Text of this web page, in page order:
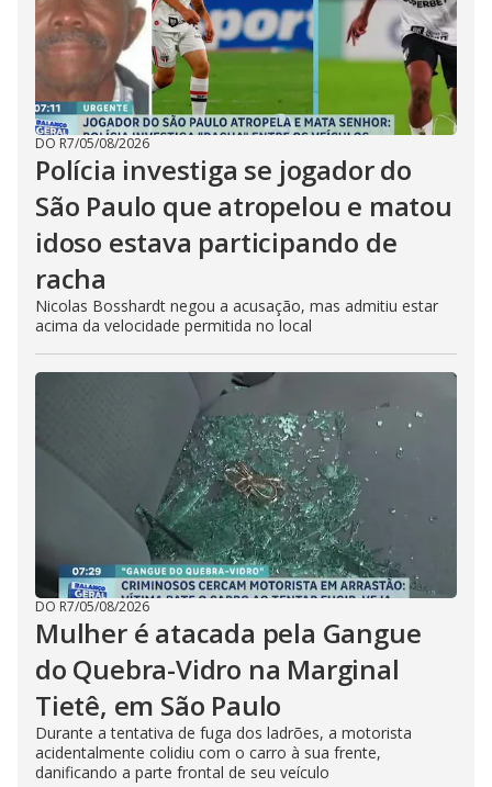
DO R7/05/08/2026
Polícia investiga se jogador do
São Paulo que atropelou e matou
idoso estava participando de
racha
Nicolas Bosshardt negou a acusação, mas admitiu estar
acima da velocidade permitida no local
DO R7/05/08/2026
Mulher é atacada pela Gangue
do Quebra-Vidro na Marginal
Tietê, em São Paulo
Durante a tentativa de fuga dos ladrões, a motorista
acidentalmente colidiu com o carro à sua frente,
danificando a parte frontal de seu veículo